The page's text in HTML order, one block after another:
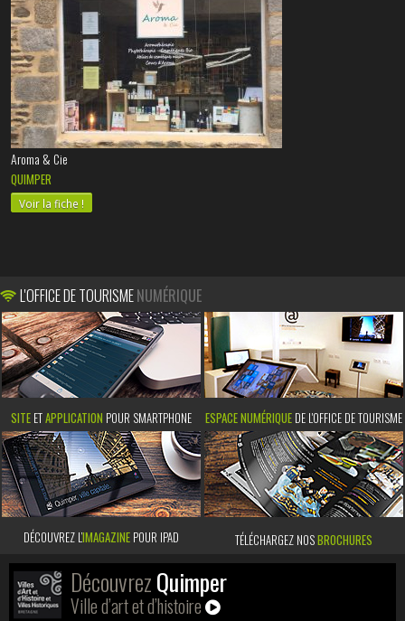
Aroma & Cie
QUIMPER
Voir la fiche !
L'OFFICE DE TOURISMENUMÉRIQUE
SITE ETAPPLICATION POUR SMARTPHONE ESPACE NUMÉRIQUE DE L'OFFICE DE TOURISME
DÉCOUVREZ L’IMAGAZINE POUR IPAD TÉLÉCHARGEZ NOSBROCHURES
DécouvrezQuimper
Ville d’art et d’histoire